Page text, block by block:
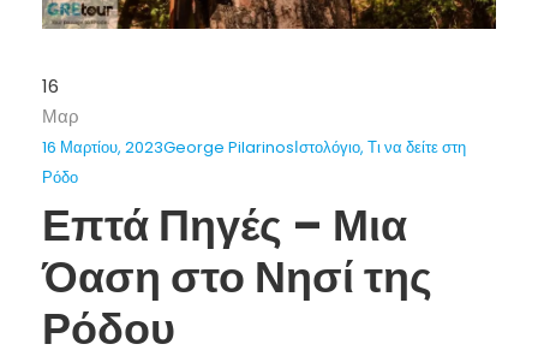
16
Μαρ
16 Μαρτίου, 2023George PilarinosΙστολόγιο, Τι να δείτε στη
Ρόδο
Επτά Πηγές – Μια
Όαση στο Νησί της
Ρόδου